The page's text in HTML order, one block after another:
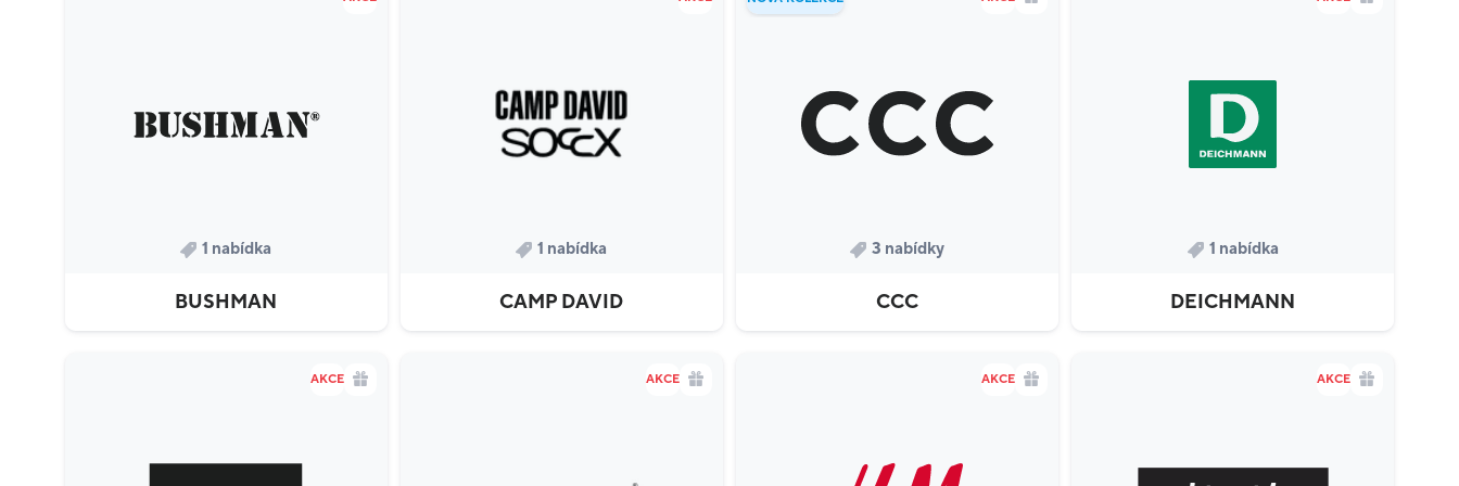
BUSHMAN
1 nabídka
CAMP DAVID
1 nabídka
CCC
3 nabídky
DEICHMANN
1 nabídka
AKCE AKCE AKCE AKCE